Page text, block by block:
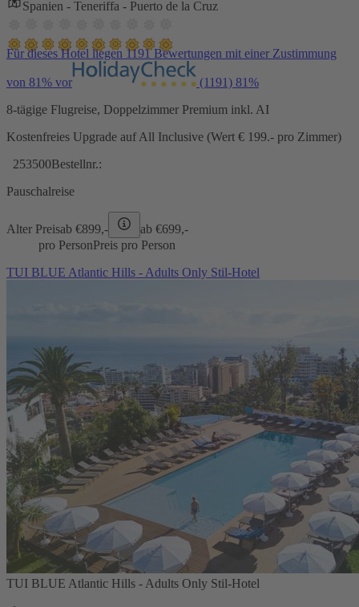
Spanien - Teneriffa - Puerto de la Cruz
Für dieses Hotel liegen 1191 Bewertungen mit einer Zustimmung
von 81% vor (1191) 81%
8-tägige Flugreise, Doppelzimmer Premium inkl. AI
Kostenfreies Upgrade auf All Inclusive (Wert € 199.- pro Zimmer)
253500Bestellnr.:
Pauschalreise
Alter Preisab €899,- ab €699,-
pro PersonPreis pro Person
TUI BLUE Atlantic Hills - Adults Only Stil-Hotel
TUI BLUE Atlantic Hills - Adults Only Stil-Hotel